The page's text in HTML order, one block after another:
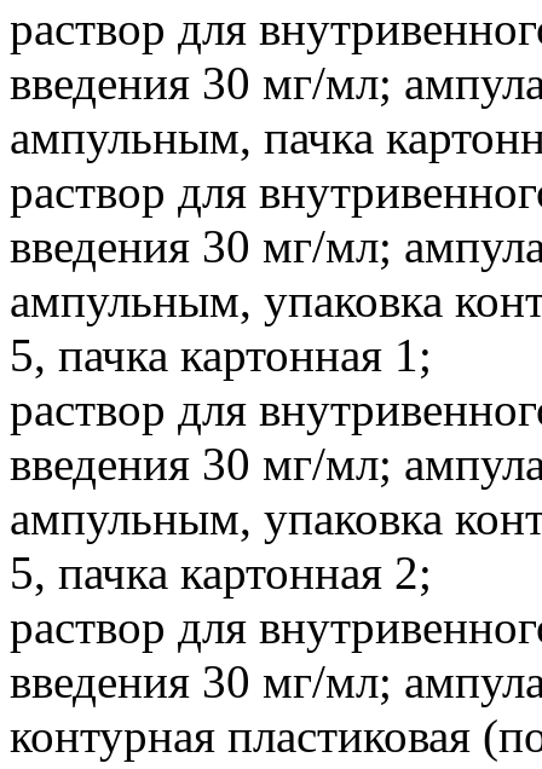
раствор для
введения 30 мг/мл;
ампульным, пачка
раствор для
введения 30 мг/мл;
ампульным, упаковка
5, пачка картонная 1;
раствор для
введения 30 мг/мл;
ампульным, упаковка
5, пачка картонная 2;
раствор для
введения 30 мг/мл;
контурная пластиковая